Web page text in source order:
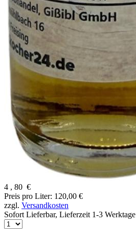
4 , 80 €
Preis pro Liter: 120,00 €
zzgl. Versandkosten
Sofort Lieferbar, Lieferzeit 1-3 Werktage